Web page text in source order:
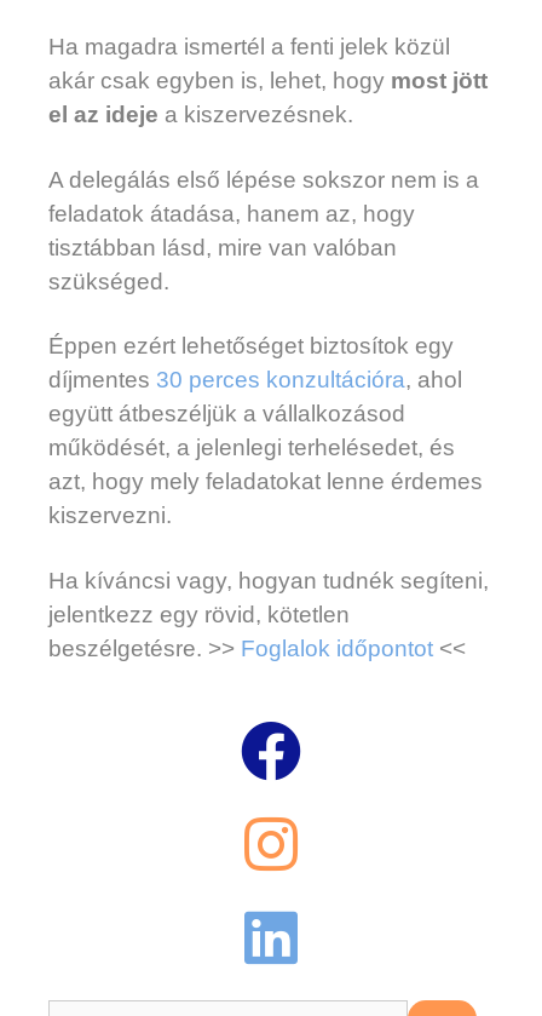
Ha magadra ismertél a fenti jelek közül
akár csak egyben is, lehet, hogy most jött
el az ideje a kiszervezésnek.
A delegálás első lépése sokszor nem is a
feladatok átadása, hanem az, hogy
tisztábban lásd, mire van valóban
szükséged.
Éppen ezért lehetőséget biztosítok egy
díjmentes 30 perces konzultációra, ahol
együtt átbeszéljük a vállalkozásod
működését, a jelenlegi terhelésedet, és
azt, hogy mely feladatokat lenne érdemes
kiszervezni.
Ha kíváncsi vagy, hogyan tudnék segíteni,
jelentkezz egy rövid, kötetlen
beszélgetésre. >> Foglalok időpontot <<